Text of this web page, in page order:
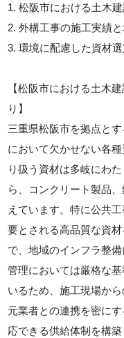
1. 松阪市における土木
2. 外構工事の施工実績
3. 環境に配慮した資材
【松阪市における土木
り】
三重県松阪市を拠点と
において欠かせない各
り扱う資材は多岐にわ
ら、コンクリート製品
えています。特に公共
要とされる高品質な資
で、地域のインフラ整
管理においては厳格な
いるため、施工現場か
元業者との連携を密に
応できる供給体制を構